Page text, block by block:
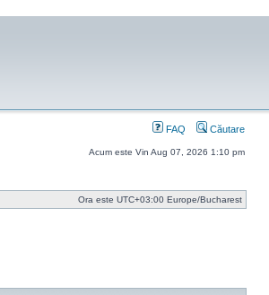
FAQ Căutare
Acum este Vin Aug 07, 2026 1:10 pm
Ora este UTC+03:00 Europe/Bucharest